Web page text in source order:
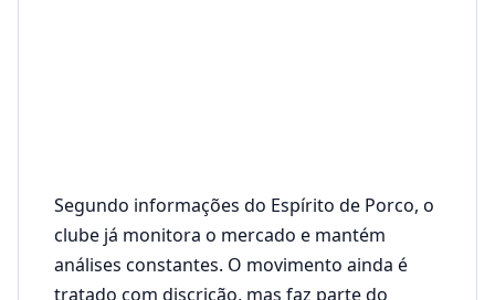
Segundo informações do Espírito de Porco, o
clube já monitora o mercado e mantém
análises constantes. O movimento ainda é
tratado com discrição, mas faz parte do